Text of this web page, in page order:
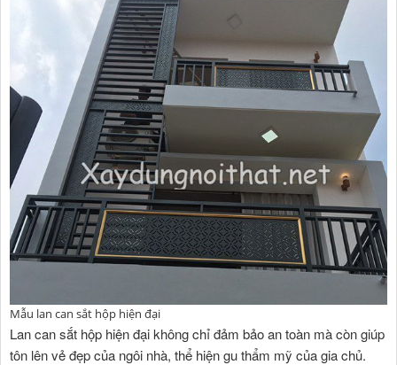
Mẫu lan can sắt hộp hiện đại
Lan can sắt hộp hiện đại không chỉ đảm bảo an toàn mà còn giúp
tôn lên vẻ đẹp của ngôi nhà, thể hiện gu thẩm mỹ của gia chủ.